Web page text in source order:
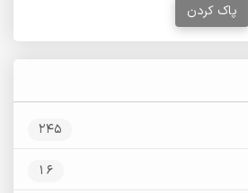
245
16
پاک کردن